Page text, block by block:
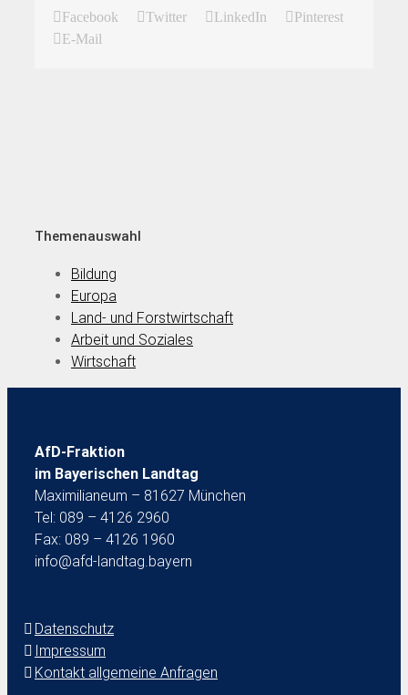
Facebook Twitter LinkedIn
Pinterest
E-Mail
Themenauswahl
Bildung
Europa
Land- und Forstwirtschaft
Arbeit und Soziales
Wirtschaft
AfD-Fraktion
im Bayerischen Landtag
Maximilianeum – 81627 München
Tel: 089 – 4126 2960
Fax: 089 – 4126 1960
info@afd-landtag.bayern
Datenschutz
Impressum
Kontakt allgemeine Anfragen